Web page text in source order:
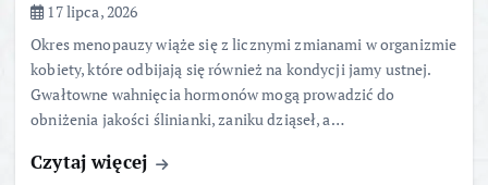
17 lipca, 2026
Okres menopauzy wiąże się z licznymi zmianami w organizmie
kobiety, które odbijają się również na kondycji jamy ustnej.
Gwałtowne wahnięcia hormonów mogą prowadzić do
obniżenia jakości ślinianki, zaniku dziąseł, a…
Czytaj więcej